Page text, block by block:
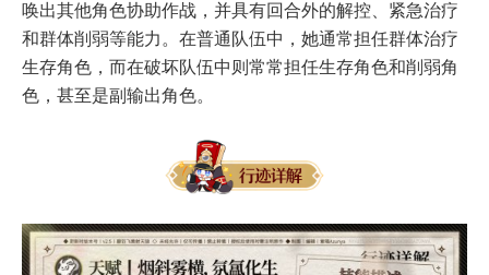
唤出其他角色协助作战，并具有回合外的解控、紧急治疗
和群体削弱等能力。在普通队伍中，她通常担任群体治疗
生存角色，而在破坏队伍中则常常担任生存角色和削弱角
色，甚至是副输出角色。